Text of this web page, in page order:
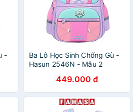
-
Ba Lô Học Sinh Chống Gù -
Hasun 2546N - Mẫu 2
449.000 đ